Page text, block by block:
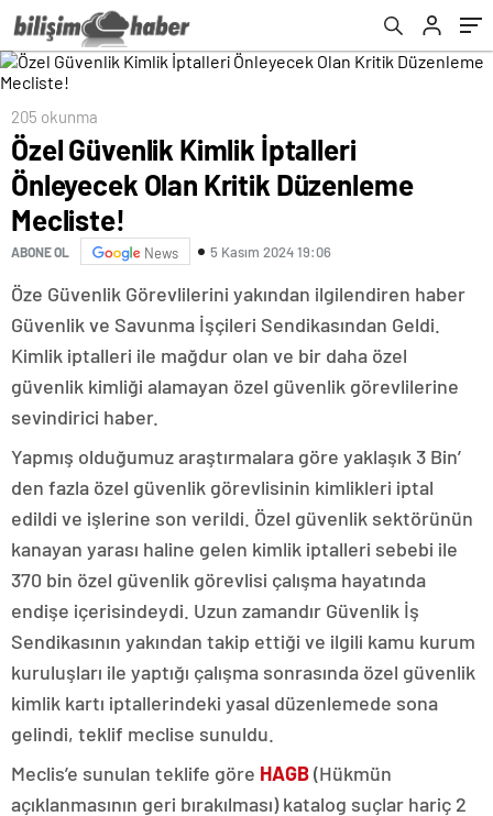
205 okunma
Özel Güvenlik Kimlik İptalleri
Önleyecek Olan Kritik Düzenleme
Mecliste!
ABONE OL News 5 Kasım 2024 19:06
Öze Güvenlik Görevlilerini yakından ilgilendiren haber
Güvenlik ve Savunma İşçileri Sendikasından Geldi.
Kimlik iptalleri ile mağdur olan ve bir daha özel
güvenlik kimliği alamayan özel güvenlik görevlilerine
sevindirici haber.
Yapmış olduğumuz araştırmalara göre yaklaşık 3 Bin’
den fazla özel güvenlik görevlisinin kimlikleri iptal
edildi ve işlerine son verildi. Özel güvenlik sektörünün
kanayan yarası haline gelen kimlik iptalleri sebebi ile
370 bin özel güvenlik görevlisi çalışma hayatında
endişe içerisindeydi. Uzun zamandır Güvenlik İş
Sendikasının yakından takip ettiği ve ilgili kamu kurum
kuruluşları ile yaptığı çalışma sonrasında özel güvenlik
kimlik kartı iptallerindeki yasal düzenlemede sona
gelindi, teklif meclise sunuldu.
Meclis’e sunulan teklife göre HAGB(Hükmün
açıklanmasının geri bırakılması) katalog suçlar hariç 2